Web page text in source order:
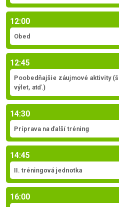
12:00
Obed
12:45
Poobedňajšie záujmové aktivity
výlet, atď.)
14:30
Príprava na ďalší tréning
14:45
II. tréningová jednotka
16:00